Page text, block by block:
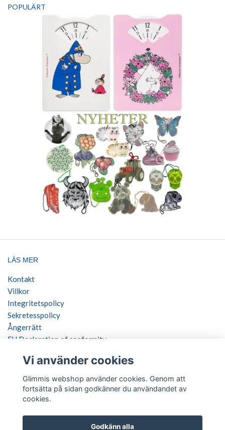
POPULÄRT
LÄS MER
Kontakt
Villkor
Integritetspolicy
Sekretesspolicy
Ångerrätt
EU Declaration of conformity
SOCIALA MEDIER
BETALSÄTT
Vi använder cookies
Glimmis webshop använder cookies. Genom att
fortsätta på sidan godkänner du användandet av
cookies.
Godkänn alla